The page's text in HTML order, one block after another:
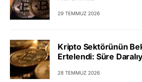
29 TEMMUZ 2026
Kripto Sektörünün
Ertelendi: Süre
28 TEMMUZ 2026